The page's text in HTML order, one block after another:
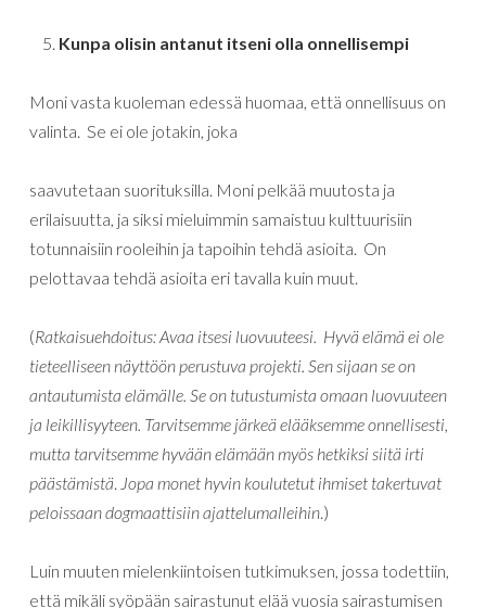
Kunpa olisin antanut itseni olla onnellisempi
Moni vasta kuoleman edessä huomaa, että onnellisuus on
valinta. Se ei ole jotakin, joka
saavutetaan suorituksilla. Moni pelkää muutosta ja
erilaisuutta, ja siksi mieluimmin samaistuu kulttuurisiin
totunnaisiin rooleihin ja tapoihin tehdä asioita. On
pelottavaa tehdä asioita eri tavalla kuin muut.
(Ratkaisuehdoitus: Avaa itsesi luovuuteesi. Hyvä elämä ei ole
tieteelliseen näyttöön perustuva projekti. Sen sijaan se on
antautumista elämälle. Se on tutustumista omaan luovuuteen
ja leikillisyyteen. Tarvitsemme järkeä elääksemme onnellisesti,
mutta tarvitsemme hyvään elämään myös hetkiksi siitä irti
päästämistä Jopa monet hyvin koulutetut ihmiset takertuvat
peloissaan dogmaattisiin ajattelumalleihin .)
Luin muuten mielenkiintoisen tutkimuksen, jossa todettiin,
että mikäli syöpään sairastunut elää vuosia sairastumisen